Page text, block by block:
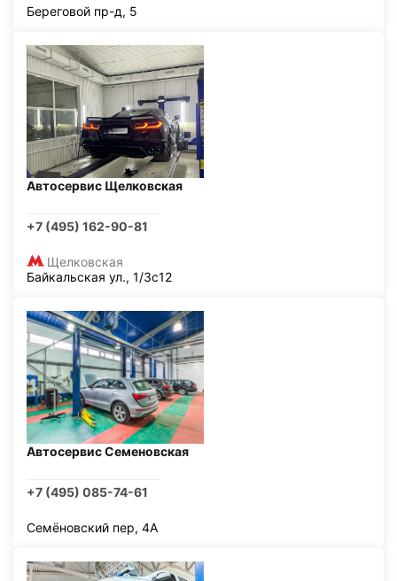
Береговой пр-д, 5
Автосервис Щелковская
+7 (495) 162-90-81
Щелковская
Байкальская ул., 1/3с12
Автосервис Семеновская
+7 (495) 085-74-61
Семёновский пер, 4А